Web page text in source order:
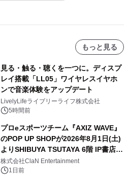
もっと見る
見る・触る・聴くを一つに。ディスプ
レイ搭載「LL05」ワイヤレスイヤホ
ンで音楽体験をアップデート
LivelyLifeライブリーライフ株式会社
5時間前
プロeスポーツチーム『AXIZ WAVE』
のPOP UP SHOPが2026年8月1日(土)
よりSHIBUYA TSUTAYA 6階 IP書店で
開催決定！！
株式会社ClaN Entertainment
1日前